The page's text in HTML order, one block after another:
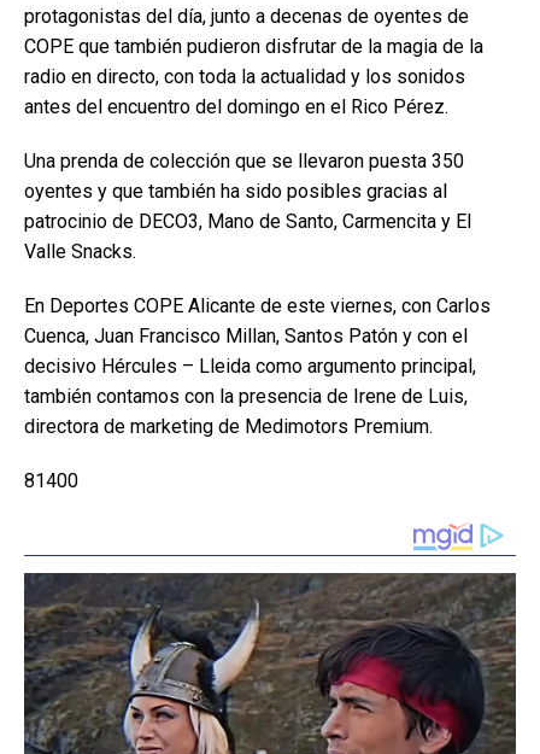
protagonistas del día, junto a decenas de oyentes de
COPE que también pudieron disfrutar de la magia de la
radio en directo, con toda la actualidad y los sonidos
antes del encuentro del domingo en el Rico Pérez.
Una prenda de colección que se llevaron puesta 350
oyentes y que también ha sido posibles gracias al
patrocinio de DECO3, Mano de Santo, Carmencita y El
Valle Snacks.
En Deportes COPE Alicante de este viernes, con Carlos
Cuenca, Juan Francisco Millan, Santos Patón y con el
decisivo Hércules – Lleida como argumento principal,
también contamos con la presencia de Irene de Luis,
directora de marketing de Medimotors Premium.
81400